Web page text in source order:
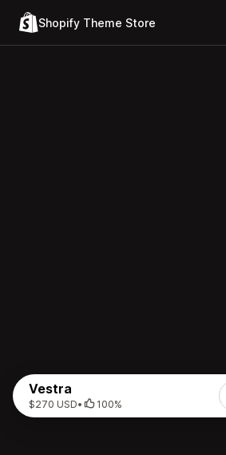
Shopify Theme Store
Vestra
$270 USD• 100%